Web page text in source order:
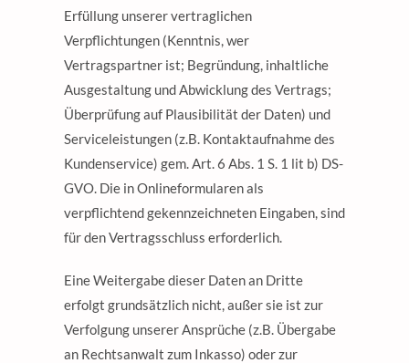
Erfüllung unserer vertraglichen
Verpflichtungen (Kenntnis, wer
Vertragspartner ist; Begründung, inhaltliche
Ausgestaltung und Abwicklung des Vertrags;
Überprüfung auf Plausibilität der Daten) und
Serviceleistungen (z.B. Kontaktaufnahme des
Kundenservice) gem. Art. 6 Abs. 1 S. 1 lit b) DS-
GVO. Die in Onlineformularen als
verpflichtend gekennzeichneten Eingaben, sind
für den Vertragsschluss erforderlich.
Eine Weitergabe dieser Daten an Dritte
erfolgt grundsätzlich nicht, außer sie ist zur
Verfolgung unserer Ansprüche (z.B. Übergabe
an Rechtsanwalt zum Inkasso) oder zur